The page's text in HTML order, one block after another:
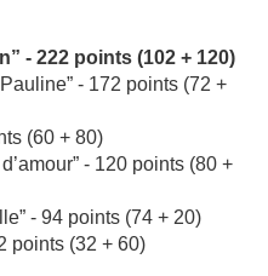
- 222 points (102 + 120)
- 172 points (72 +
(60 + 80)
- 120 points (80 +
- 94 points (74 + 20)
points (32 + 60)